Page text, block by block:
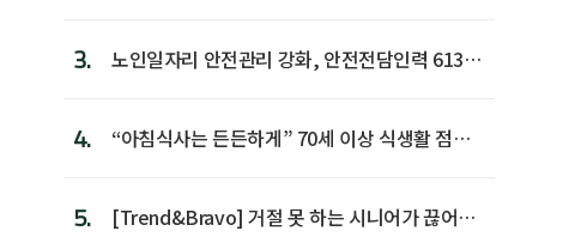
3.
노인일자리 안전관리 강화, 안전전담인력 613명
4.
“아침식사는 든든하게” 70세 이상 식생활 점수
5.
[Trend&Bravo] 거절 못 하는 시니어가 끊어야